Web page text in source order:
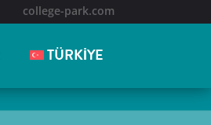
college-park.com
TÜRKIYE